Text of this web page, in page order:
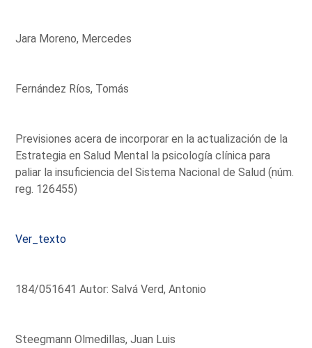
Jara Moreno, Mercedes
Fernández Ríos, Tomás
Previsiones acera de incorporar en la actualización de la
Estrategia en Salud Mental la psicología clínica para
paliar la insuficiencia del Sistema Nacional de Salud (núm.
reg. 126455)
Ver_texto
184/051641 Autor: Salvá Verd, Antonio
Steegmann Olmedillas, Juan Luis